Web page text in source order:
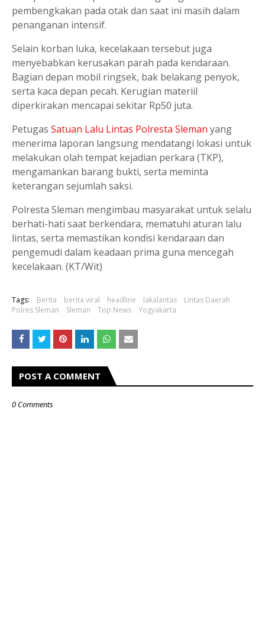
pembengkakan pada otak dan saat ini masih dalam
penanganan intensif.
Selain korban luka, kecelakaan tersebut juga
menyebabkan kerusakan parah pada kendaraan.
Bagian depan mobil ringsek, bak belakang penyok,
serta kaca depan pecah. Kerugian materiil
diperkirakan mencapai sekitar Rp50 juta.
Petugas Satuan Lalu Lintas Polresta Sleman yang
menerima laporan langsung mendatangi lokasi untuk
melakukan olah tempat kejadian perkara (TKP),
mengamankan barang bukti, serta meminta
keterangan sejumlah saksi.
Polresta Sleman mengimbau masyarakat untuk selalu
berhati-hati saat berkendara, mematuhi aturan lalu
lintas, serta memastikan kondisi kendaraan dan
pengemudi dalam keadaan prima guna mencegah
kecelakaan. (KT/Wit)
Tags: Berita berita viral headline lakalantas
Lintas Daerah
Polres Sleman
Sleman Top News Yogyakarta
POST A COMMENT
0 Comments